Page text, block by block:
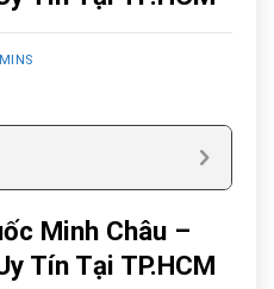
Minh Châu –
Tín Tại TP.HCM